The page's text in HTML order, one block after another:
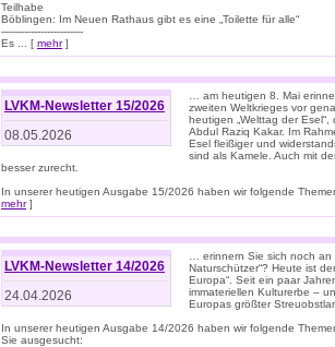
Teilhabe
Böblingen: Im Neuen Rathaus gibt es eine „Toilette für alle“
-------------------------
Es ... [ mehr]
LVKM-Newsletter 15/2026
08.05.2026
… am heutigen 8. Mai
zweiten Weltkrieges vor
heutigen „Welttag der
Abdul Raziq Kakar. Im
Esel fleißiger und
sind als Kamele. Auch mit
besser zurecht.
In unserer heutigen Ausgabe 15/2026 haben wir folgende
mehr]
LVKM-Newsletter 14/2026
24.04.2026
… erinnern Sie sich noch an
Naturschützer“? Heute ist
Europa“. Seit ein paar
immateriellen Kulturerbe –
Europas größter
In unserer heutigen Ausgabe 14/2026 haben wir folgende
Sie ausgesucht: